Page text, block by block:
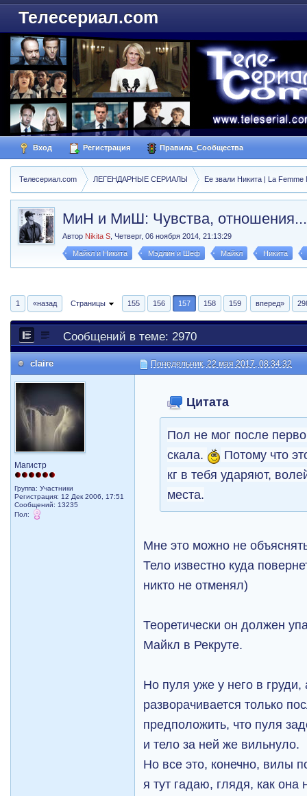
Телесериал.com
Вход Регистрация Правила_Сообщества
Телесериал.com ЛЕГЕНДАРНЫЕ СЕРИАЛЫ Ее звали Никита | La Femme
МиН и МиШ: Чувства,
Автор Nikita S ,Четверг, 06 ноября 2014, 21:13:29
Майкл и Никита Мэдлин и Шеф Майкл Никита
1 «назад Страницы 155 156 157 158 159 вперед»
Сообщений в теме: 2970
claire Понедельник, 22 мая 2017, 08:34:32
Магистр
Группа: Участники
Регистрация: 12 Дек 2006, 17:51
Сообщений: 13235
Пол:
Цитата
Пол не мог после
скала.
Потому что
кг в тебя ударяют,
места.
Мне это можно не
Тело известно куда
никто не отменял)
Теоретически он должен
Майкл в Рекруте.
Но пуля уже у него в груди,
разворачивается только
предположить, что пуля
и тело за ней же вильнуло.
Но все это, конечно, вилы
я тут гадаю, глядя, как она